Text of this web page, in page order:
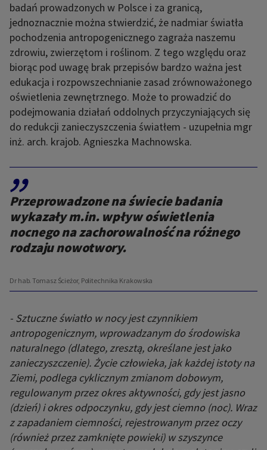
badań prowadzonych w Polsce i za granicą,
jednoznacznie można stwierdzić, że nadmiar światła
pochodzenia antropogenicznego zagraża naszemu
zdrowiu, zwierzętom i roślinom. Z tego względu oraz
biorąc pod uwagę brak przepisów bardzo ważna jest
edukacja i rozpowszechnianie zasad zrównoważonego
oświetlenia zewnętrznego. Może to prowadzić do
podejmowania działań oddolnych przyczyniających się
do redukcji zanieczyszczenia światłem - uzupełnia mgr
inż. arch. krajob. Agnieszka Machnowska.
,,
Przeprowadzone na świecie badania
wykazały m.in. wpływ oświetlenia
nocnego na zachorowalność na różnego
rodzaju nowotwory.
Dr hab. Tomasz Ścieżor, Politechnika Krakowska
- Sztuczne światło w nocy jest czynnikiem
antropogenicznym, wprowadzanym do środowiska
naturalnego (dlatego, zresztą, określane jest jako
zanieczyszczenie). Życie człowieka, jak każdej istoty na
Ziemi, podlega cyklicznym zmianom dobowym,
regulowanym przez okres aktywności, gdy jest jasno
(dzień) i okres odpoczynku, gdy jest ciemno (noc). Wraz
z zapadaniem ciemności, rejestrowanym przez oczy
(również przez zamknięte powieki) w szyszynce